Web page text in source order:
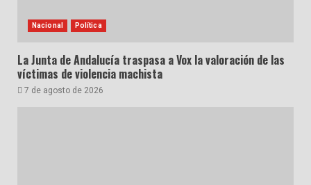
Nacional Política
La Junta de Andalucía traspasa a Vox la valoración de las
víctimas de violencia machista
7 de agosto de 2026